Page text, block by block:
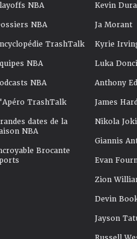
NBA
NBA
TrashTalk
NBA
NBA
TrashTalk
dates de la
NBA
Brocante
Kevin
Ja Morant
Kyrie
Luka
Anthony
James
Nikola
Giannis
Evan
Zion
Devin
Jayson